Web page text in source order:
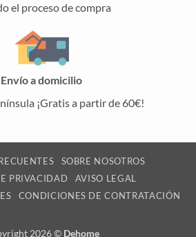
el proceso de compra
Envío a domicilio
¡Gratis a partir de 60€!
SOBRE NOSOTROS
PRIVACIDAD
AVISO LEGAL
CONDICIONES DE CONTRATACIÓN
2026 © Dehome